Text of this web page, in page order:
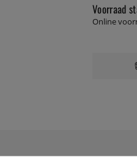
Voorraad
Online